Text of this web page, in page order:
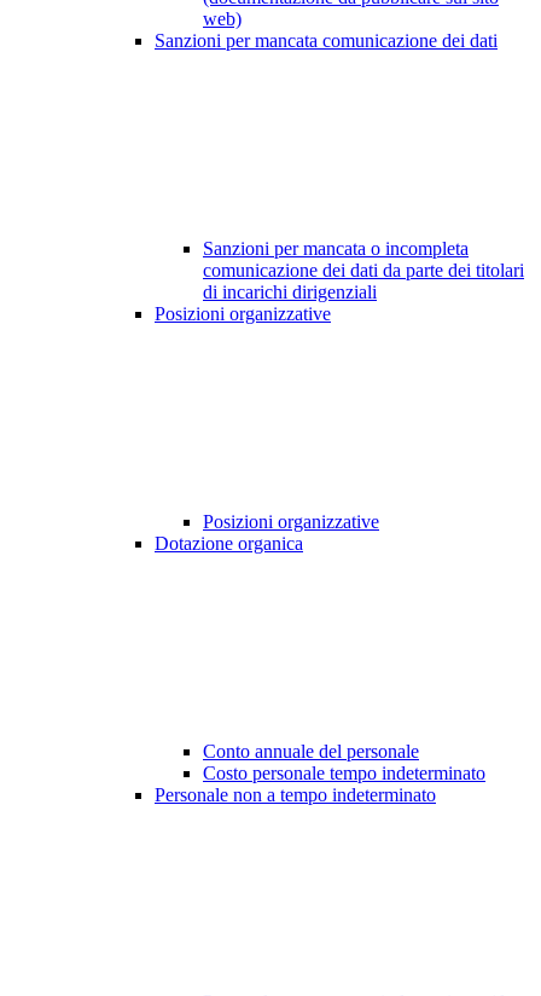
web)
Sanzioni per mancata comunicazione dei dati
Sanzioni per mancata o incompleta
comunicazione dei dati da parte dei titolari
di incarichi dirigenziali
Posizioni organizzative
Posizioni organizzative
Dotazione organica
Conto annuale del personale
Costo personale tempo indeterminato
Personale non a tempo indeterminato